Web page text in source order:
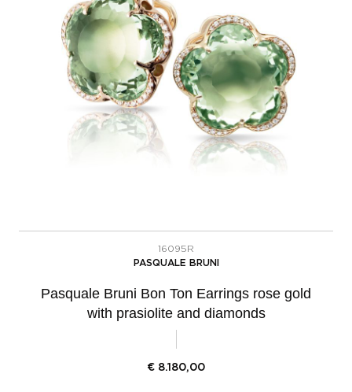
16095R
PASQUALE BRUNI
Pasquale Bruni Bon Ton Earrings rose gold
with prasiolite and diamonds
€ 8.180,00